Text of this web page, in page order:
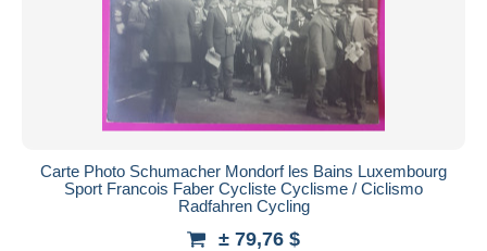
Carte Photo Schumacher Mondorf les Bains Luxembourg
Sport Francois Faber Cycliste Cyclisme / Ciclismo
Radfahren Cycling
± 79,76 $